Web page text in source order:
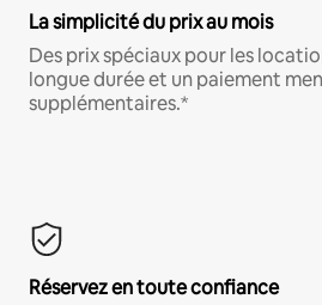
La simplicité du prix au mois
Des prix spéciaux pour les
longue durée et un paiement
supplémentaires.*
Réservez en toute confiance